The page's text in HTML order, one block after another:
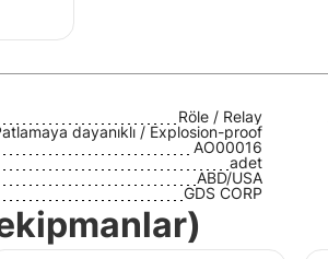
Röle / Relay
dayanıklı / Explosion-proof
AO00016
adet
ABD/USA
GDS CORP